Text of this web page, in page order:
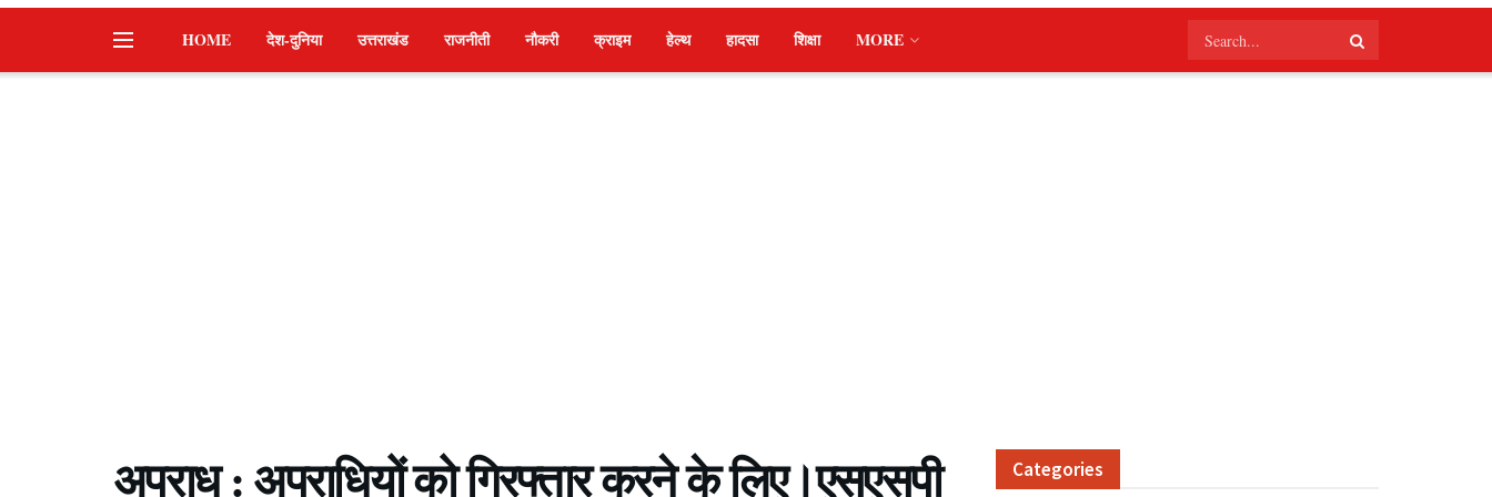
HOME देश-दुनिया उत्तराखंड राजनीती नौकरी क्राइम हेल्थ हादसा शिक्षा MORE
अपराध : अपराधियों को गिरफ्तार करने के लिए।एसएसपी Categories